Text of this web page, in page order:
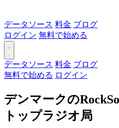
データソース 料金 ブログ
ログイン 無料で始める
データソース 料金 ブログ
無料で始める ログイン
デンマークの
トップラジオ局